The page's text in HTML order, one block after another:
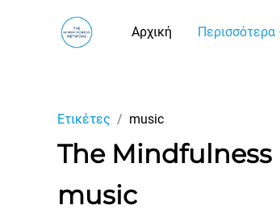
Αρχική
Περισσότερα
Ετικέτες music
The
music